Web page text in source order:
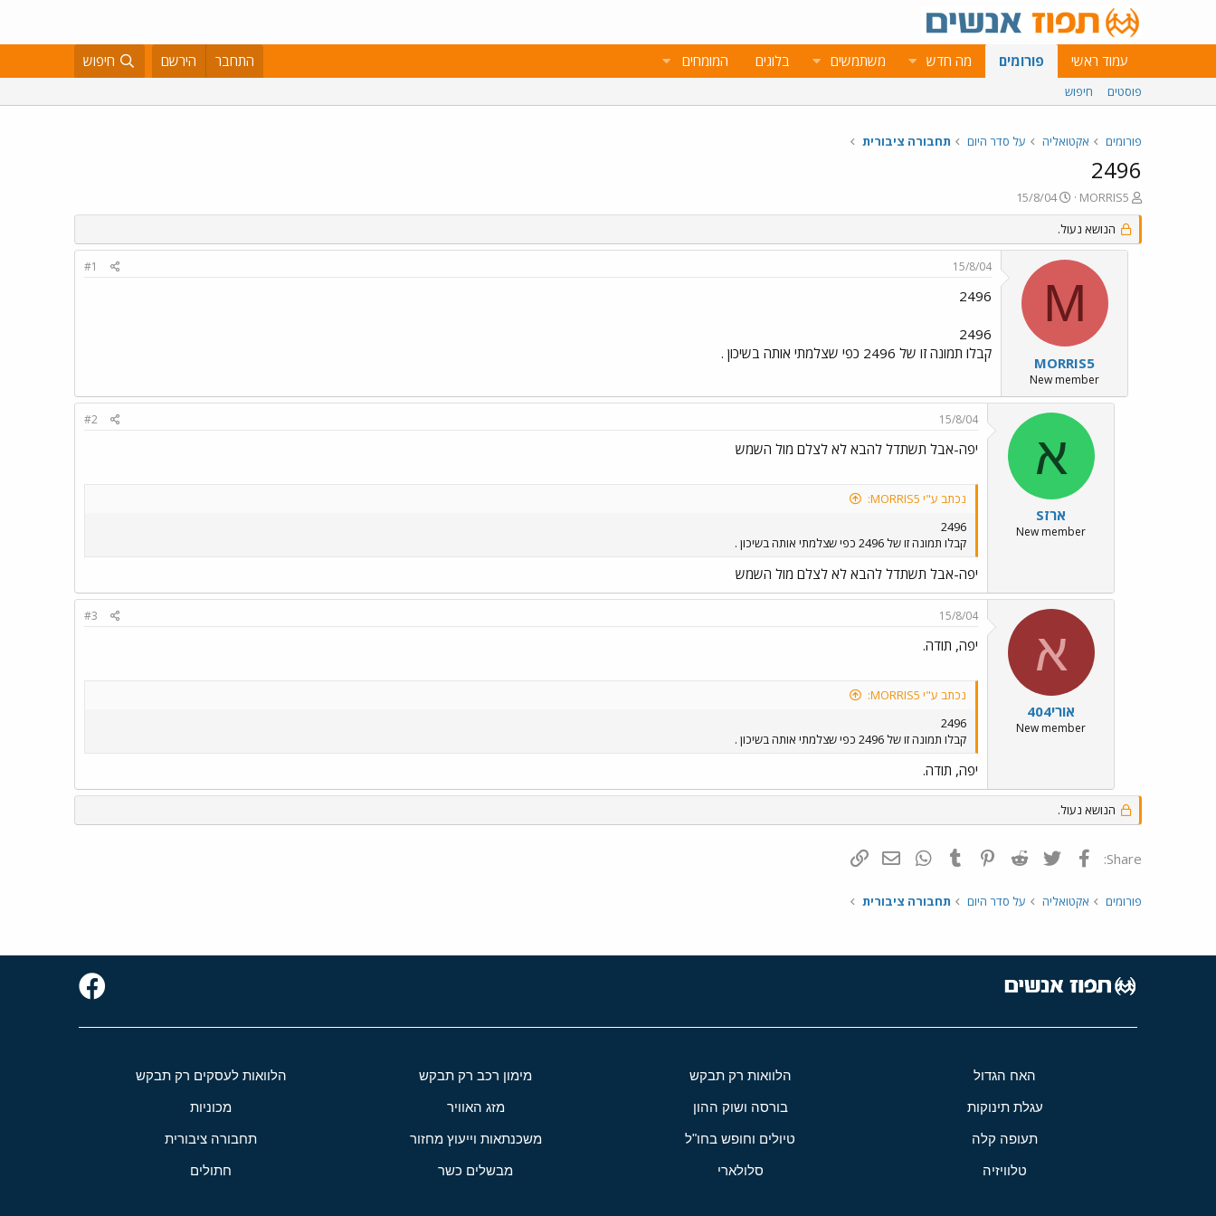
עמוד ראשי פורומים מה חדש משתמשים בלוגים המומחים התחבר הירשם חיפוש
פוסטים חיפוש
פורומים אקטואליה על סדר היום תחבורה ציבורית
2496
פ
ו
ת
ח
MORRIS5
פ
ו
ס
ם
ת
א
ר
י
ך
15/8/04
הנושא נעול.
M
MORRIS5
New member
15/8/04
#1
2496
2496
קבלו תמונה זו של 2496 כפי שצלמתי אותה בשיכון .
א
ארזS
New member
15/8/04
#2
יפה-אבל תשתדל להבא לא לצלם מול השמש
נכתב ע"י MORRIS5:
2496
קבלו תמונה זו של 2496 כפי שצלמתי אותה בשיכון .
יפה-אבל תשתדל להבא לא לצלם מול השמש
א
אורי404
New member
15/8/04
#3
יפה, תודה.
נכתב ע"י MORRIS5:
2496
קבלו תמונה זו של 2496 כפי שצלמתי אותה בשיכון .
יפה, תודה.
הנושא נעול.
Share: פייסבוק Twitter
Reddit
Pinterest
Tumblr
WhatsAppדואר אלקטרוני
פורומים אקטואליה על סדר היום תחבורה ציבורית
האח הגדול הלוואות רק תבקש מימון רכב רק תבקש הלוואות לעסקים רק תבקש
עגלת תינוקות בורסה ושוק ההון מזג האוויר מכוניות
תעופה קלה טיולים וחופש בחו"ל משכנתאות וייעוץ מחזור תחבורה ציבורית
טלוויזיה סלולארי מבשלים כשר חתולים